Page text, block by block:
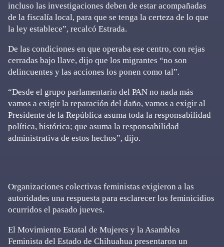
incluso las investigaciones deben de estar acompañadas
de la fiscalía local, para que se tenga la certeza de lo que
la ley establece”, recalcó Estrada.
De las condiciones en que operaba ese centro, con rejas
cerradas bajo llave, dijo que los migrantes “no son
delincuentes y las acciones los ponen como tal”.
“Desde el grupo parlamentario del PAN no nada más
vamos a exigir la reparación del daño, vamos a exigir al
Presidente de la República asuma toda la responsabilidad
política, histórica; que asuma la responsabilidad
administrativa de estos hechos”, dijo.
Organizaciones colectivas feministas exigieron a las
autoridades una respuesta para esclarecer los feminicidios
ocurridos el pasado jueves.
El Movimiento Estatal de Mujeres y la Asamblea
Feminista del Estado de Chihuahua presentaron un